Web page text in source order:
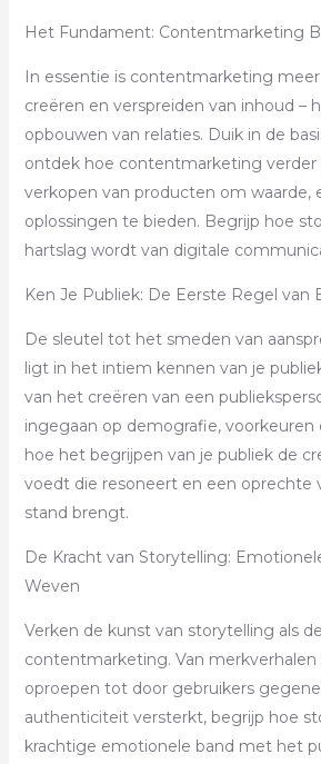
Het Fundament: Contentmarketing
In essentie is contentmarketing
creëren en verspreiden van inhoud –
opbouwen van relaties. Duik in de
ontdek hoe contentmarketing verder
verkopen van producten om waarde,
oplossingen te bieden. Begrijp hoe
hartslag wordt van digitale
Ken Je Publiek: De Eerste Regel van
De sleutel tot het smeden van
ligt in het intiem kennen van je
van het creëren van een
ingegaan op demografie, voorkeuren
hoe het begrijpen van je publiek de
voedt die resoneert en een oprechte
stand brengt.
De Kracht van Storytelling:
Weven
Verken de kunst van storytelling als
contentmarketing. Van
oproepen tot door gebruikers
authenticiteit versterkt, begrijp hoe
krachtige emotionele band met het